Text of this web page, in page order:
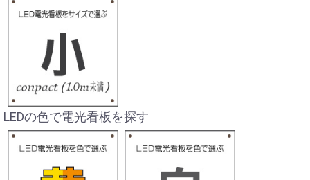
LEDの色で電光看板を探す